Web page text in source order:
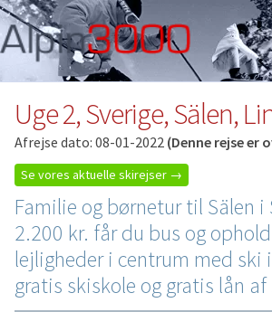
Spring
til
navigation
Spring
til
indhold
Skirejser hos Alpin3000
Events
Skiklub
Skisteder
Mine sider: (ved pil ned)
Log ind
Uge 2, Sverige, Sälen,
Afrejse dato: 08-01-2022 (Denne rejse er
Se vores aktuelle skirejser →
Familie og børnetur til Sälen i
2.200 kr. får du bus og
lejligheder i centrum med
gratis skiskole og gratis lån af